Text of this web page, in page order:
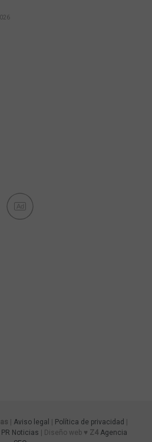
Ad
Aviso legal Política de privacidad
PR Noticias | Diseño web ♥ Z4 Agencia